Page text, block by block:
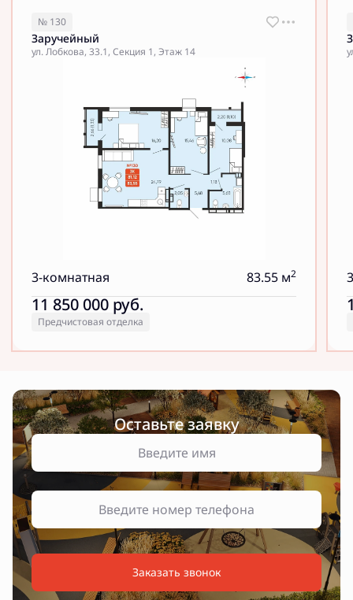
№ 130
Заручейный
ул. Лобкова, 33.1, Секция 1, Этаж 14
3-комнатная 83.55 м2
11 850 000руб.
Предчистовая отделка
Оставьте заявку
Заказать звонок